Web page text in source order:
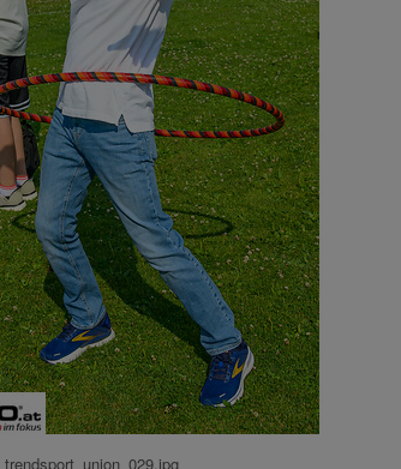
trendsport_union_029.jpg